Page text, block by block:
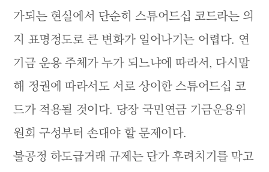
가되는 현실에서 단순히 스튜어드십 코드라는 의
지 표명정도로 큰 변화가 일어나기는 어렵다. 연
기금 운용 주체가 누가 되느냐에 따라서, 다시말
해 정권에 따라서도 서로 상이한 스튜어드십 코
드가 적용될 것이다. 당장 국민연금 기금운용위
원회 구성부터 손대야 할 문제이다.
불공정 하도급거래 규제는 단가 후려치기를 막고